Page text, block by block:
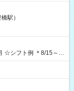
駅）
～21：00 ＊8/31
16：00 ＊9/6～